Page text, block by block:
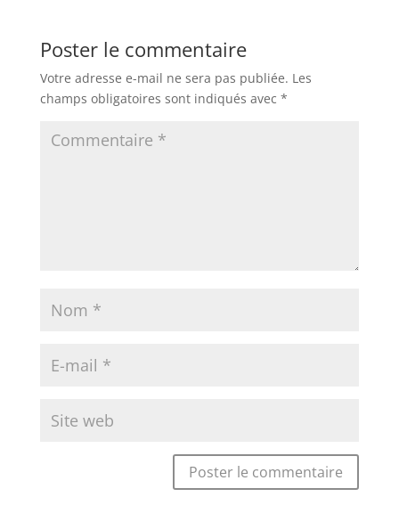
Poster le commentaire
Votre adresse e-mail ne sera pas publiée. Les
champs obligatoires sont indiqués avec *